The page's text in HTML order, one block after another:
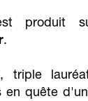
produit
.
, triple
en quête